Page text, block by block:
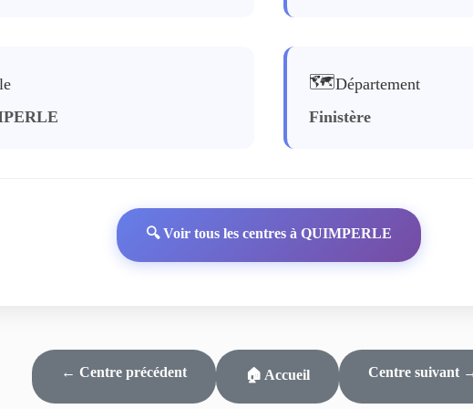
🗺️Département
Finistère
🔍 Voir tous les centres à QUIMPERLE
← Centre précédent 🏠 Accueil Centre suivant